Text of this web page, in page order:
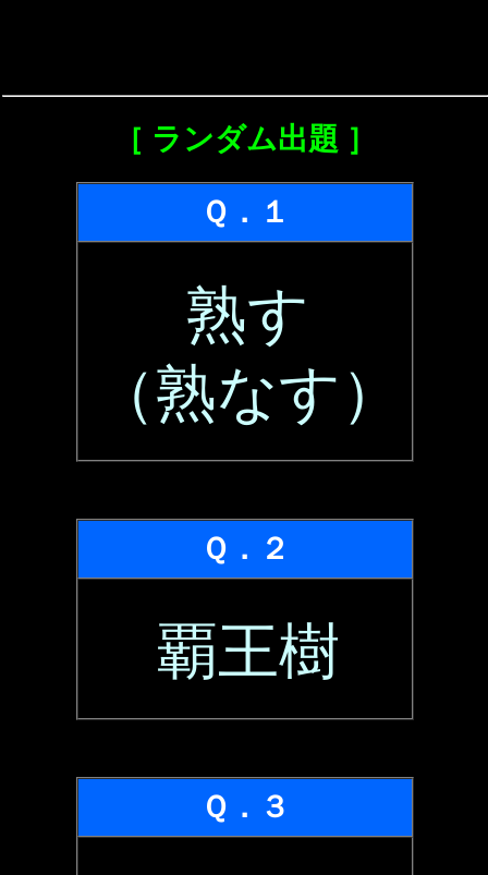
［ ランダム出題 ］
Ｑ．１
熟す
（熟なす）
Ｑ．２
覇王樹
Ｑ．３